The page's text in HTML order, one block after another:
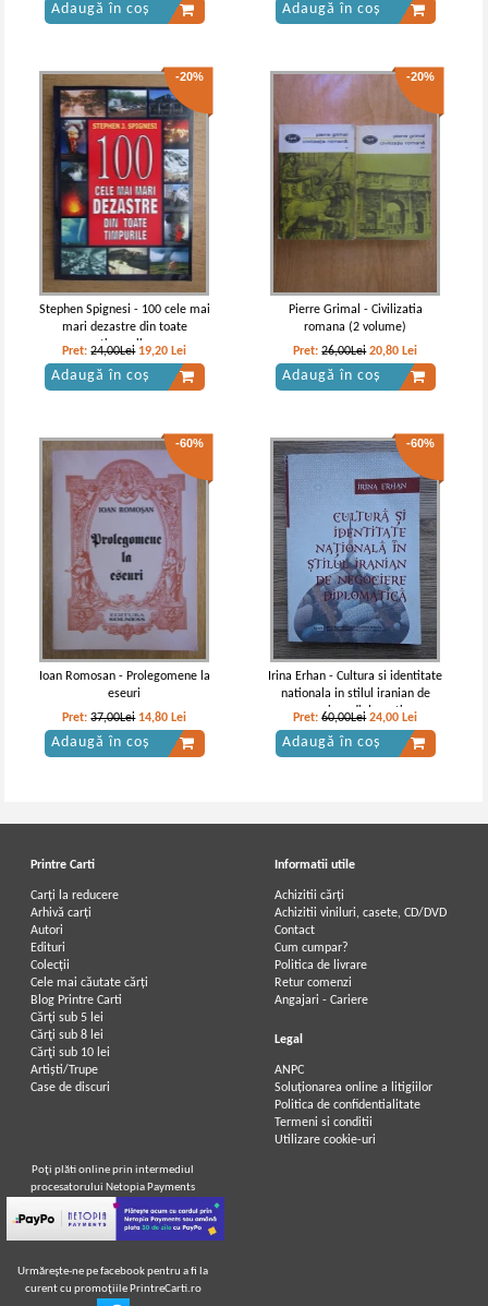
Adaugă în coș Adaugă în coș
-20%
Stephen Spignesi - 100 cele mai
mari dezastre din toate
timpurile
Pret:24,00Lei 19,20 Lei
Adaugă în coș
-20%
Pierre Grimal - Civilizatia
romana (2 volume)
Pret:26,00Lei 20,80 Lei
Adaugă în coș
-60%
Ioan Romosan - Prolegomene la
eseuri
Pret:37,00Lei 14,80 Lei
Adaugă în coș
-60%
Irina Erhan - Cultura si identitate
nationala in stilul iranian de
negociere diplomatica
Pret:60,00Lei 24,00 Lei
Adaugă în coș
Printre Carti
Carți la reducere
Arhivă carți
Autori
Edituri
Colecții
Cele mai căutate cărți
Blog Printre Carti
Cărţi sub 5 lei
Cărţi sub 8 lei
Cărţi sub 10 lei
Artiști/Trupe
Case de discuri
Informatii utile
Achizitii cărți
Achizitii viniluri, casete, CD/DVD
Contact
Cum cumpar?
Politica de livrare
Retur comenzi
Angajari - Cariere
Legal
ANPC
Soluționarea online a litigiilor
Politica de confidentialitate
Termeni si conditii
Utilizare cookie-uri
Poţi plăti online prin intermediul
procesatorului Netopia Payments
Urmăreşte-ne pe facebook pentru a fi la
curent cu promoţiile PrintreCarti.ro